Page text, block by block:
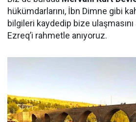
hükümdarlarını, İbn Dimne gibi
bilgileri kaydedip bize
Ezreq’i rahmetle anıyoruz.